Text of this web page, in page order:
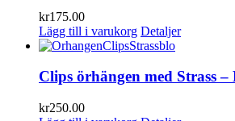
kr175.00
Lägg till i varukorg Detaljer
Clips örhängen med Strass –
kr250.00